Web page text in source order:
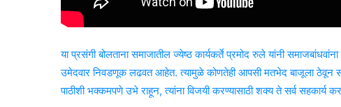
या प्रसंगी बोलताना समाजातील ज्येष्ठ कार्यकर्ते प्रमोद रुले यांनी
उमेदवार निवडणूक लढवत आहेत. त्यामुळे कोणतेही आपसी मतभेद बाजूला ठेवून
पाठीशी भक्कमपणे उभे राहून, त्यांना विजयी करण्यासाठी शक्य ते सर्व सहकार्य